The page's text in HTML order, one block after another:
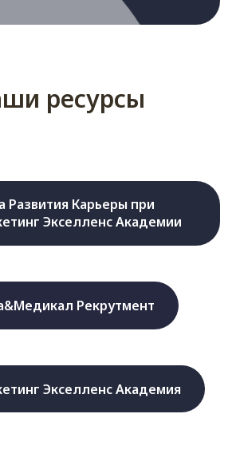
ресурсы
Развития Карьеры при
Экселленс Академии
Рекрутмент
Экселленс Академия